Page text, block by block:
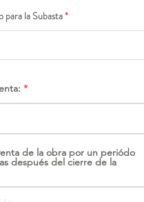
para la Subasta
de la obra por un periódo
después del cierre de la